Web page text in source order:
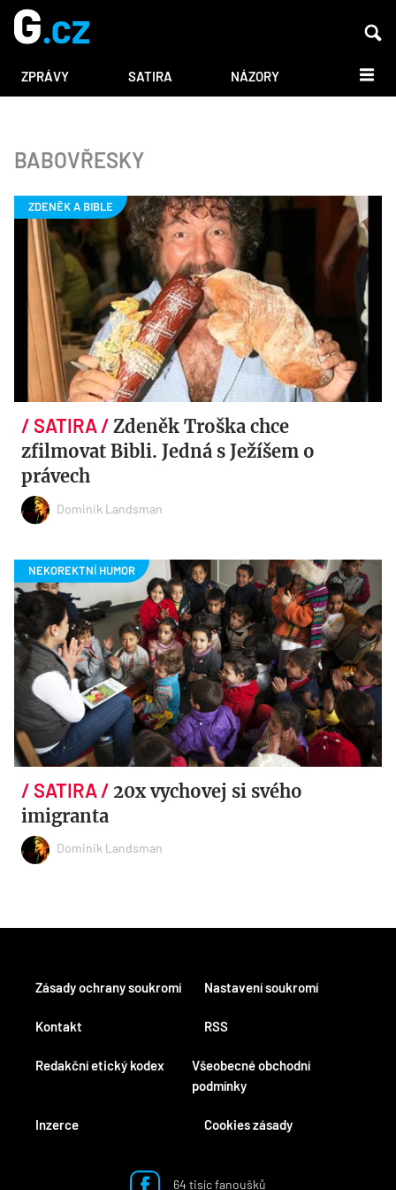
ZPRÁVY SATIRA NÁZORY DALŠÍ
BABOVŘESKY
Zdeněk Troška chce
zfilmovat Bibli. Jedná s Ježíšem o
právech
Dominik Landsman
20x vychovej si svého
imigranta
Dominik Landsman
Kontakt
Redakční etický kodex
Inzerce
RSS
Všeobecné obchodní
podmínky
Cookies zásady
Zásady ochrany soukromí Nastavení soukromí
64 tisíc fanoušků